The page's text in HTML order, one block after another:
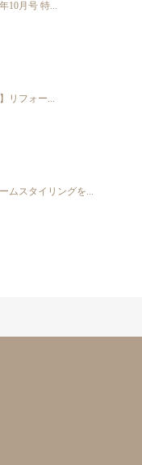
10月号 特...
リフォー...
ムスタイリングを...